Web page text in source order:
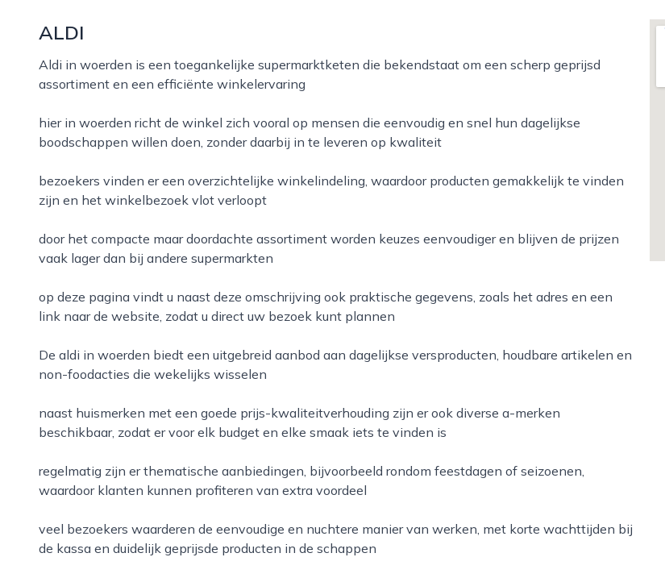
ALDI
Aldi in woerden is een toegankelijke supermarktketen die bekendstaat om een scherp geprijsd
assortiment en een efficiënte winkelervaring
hier in woerden richt de winkel zich vooral op mensen die eenvoudig en snel hun dagelijkse
boodschappen willen doen, zonder daarbij in te leveren op kwaliteit
bezoekers vinden er een overzichtelijke winkelindeling, waardoor producten gemakkelijk te vinden
zijn en het winkelbezoek vlot verloopt
door het compacte maar doordachte assortiment worden keuzes eenvoudiger en blijven de prijzen
vaak lager dan bij andere supermarkten
op deze pagina vindt u naast deze omschrijving ook praktische gegevens, zoals het adres en een
link naar de website, zodat u direct uw bezoek kunt plannen
de aldi in woerden biedt een uitgebreid aanbod aan dagelijkse versproducten, houdbare artikelen en
non-foodacties die wekelijks wisselen
naast huismerken met een goede prijs-kwaliteitverhouding zijn er ook diverse a-merken
beschikbaar, zodat er voor elk budget en elke smaak iets te vinden is
regelmatig zijn er thematische aanbiedingen, bijvoorbeeld rondom feestdagen of seizoenen,
waardoor klanten kunnen profiteren van extra voordeel
veel bezoekers waarderen de eenvoudige en nuchtere manier van werken, met korte wachttijden bij
de kassa en duidelijk geprijsde producten in de schappen